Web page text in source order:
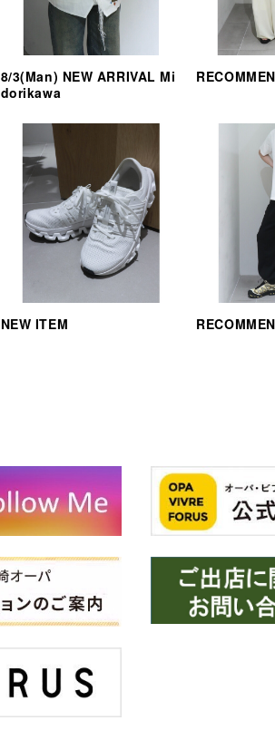
8/3(Man) NEW ARRIVAL Mi
dorikawa
NEW ITEM